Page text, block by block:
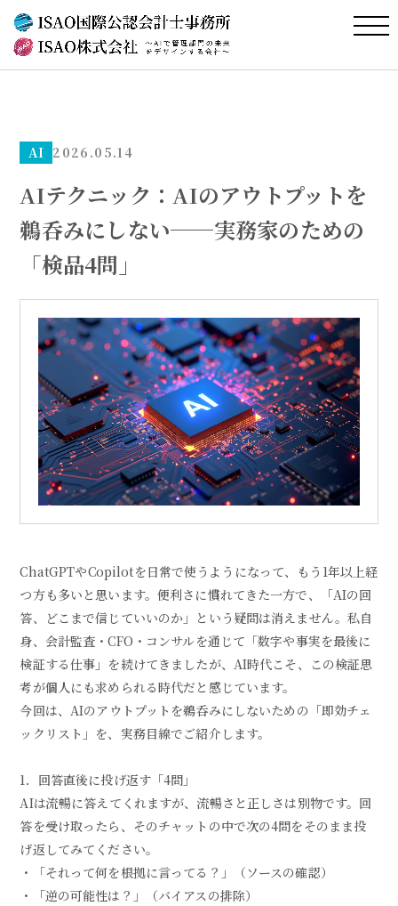
AI 2026.05.14
AIテクニック：AIのアウトプットを
鵜呑みにしない──実務家のための
「検品4問」
ChatGPTやCopilotを日常で使うようになって、もう1年以上経
つ方も多いと思います。便利さに慣れてきた一方で、「AIの回
答、どこまで信じていいのか」という疑問は消えません。私自
身、会計監査・CFO・コンサルを通じて「数字や事実を最後に
検証する仕事」を続けてきましたが、AI時代こそ、この検証思
考が個人にも求められる時代だと感じています。
今回は、AIのアウトプットを鵜呑みにしないための「即効チェ
ックリスト」を、実務目線でご紹介します。
1．回答直後に投げ返す「4問」
AIは流暢に答えてくれますが、流暢さと正しさは別物です。回
答を受け取ったら、そのチャットの中で次の4問をそのまま投
げ返してみてください。
・「それって何を根拠に言ってる？」（ソースの確認）
・「逆の可能性は？」（バイアスの排除）